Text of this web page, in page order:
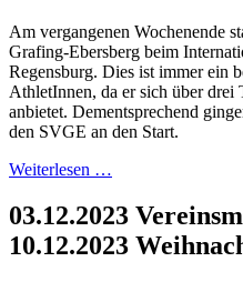
Am vergangenen Wochenende
Grafing-Ebersberg beim
Regensburg. Dies ist immer ein
AthletInnen, da er sich über drei
anbietet. Dementsprechend
den SVGE an den Start.
Weiterlesen …
03.12.2023
10.12.2023